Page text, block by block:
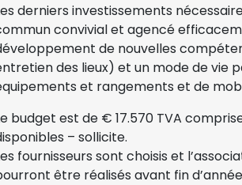
derniers investissements
convivial et agencé
de nouvelles
des lieux) et un mode de vie
et rangements et de
budget est de € 17.570 TVA
– sollicite.
fournisseurs sont choisis et
être réalisés avant fin